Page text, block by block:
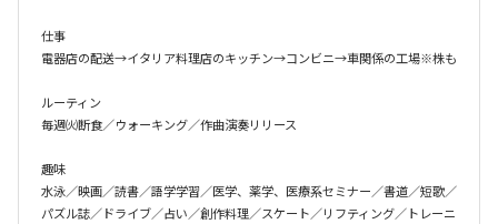
仕事
電器店の配送→イタリア料理店のキッチン→コンビニ→車関係の工場※株も
ルーティン
毎週㈫断食／ウォーキング／作曲演奏リリース
趣味
水泳／映画／読書／語学学習／医学、薬学、医療系セミナー／書道／短歌／
パズル誌／ドライブ／占い／創作料理／スケート／リフティング／トレーニ